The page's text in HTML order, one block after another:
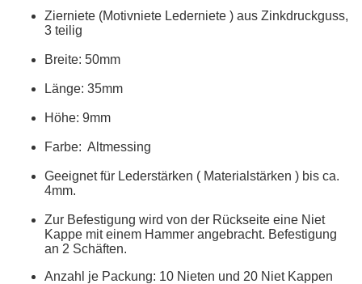
Zierniete (Motivniete Lederniete ) aus Zinkdruckguss,
3 teilig
Breite: 50mm
Länge: 35mm
Höhe: 9mm
Farbe: Altmessing
Geeignet für Lederstärken ( Materialstärken ) bis ca.
4mm.
Zur Befestigung wird von der Rückseite eine Niet
Kappe mit einem Hammer angebracht. Befestigung
an 2 Schäften.
Anzahl je Packung: 10 Nieten und 20 Niet Kappen